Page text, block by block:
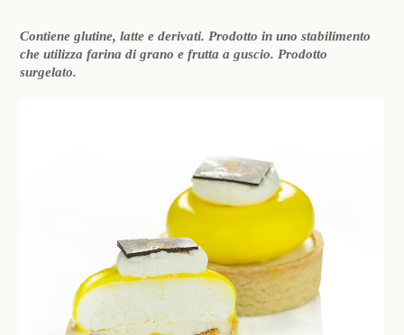
Contiene glutine, latte e derivati. Prodotto in uno stabilimento
che utilizza farina di grano e frutta a guscio. Prodotto
surgelato.